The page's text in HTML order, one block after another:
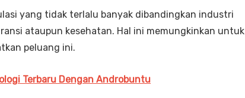
yang tidak terlalu banyak dibandingkan industri
ataupun kesehatan. Hal ini memungkinkan untuk
peluang ini.
Terbaru Dengan Androbuntu